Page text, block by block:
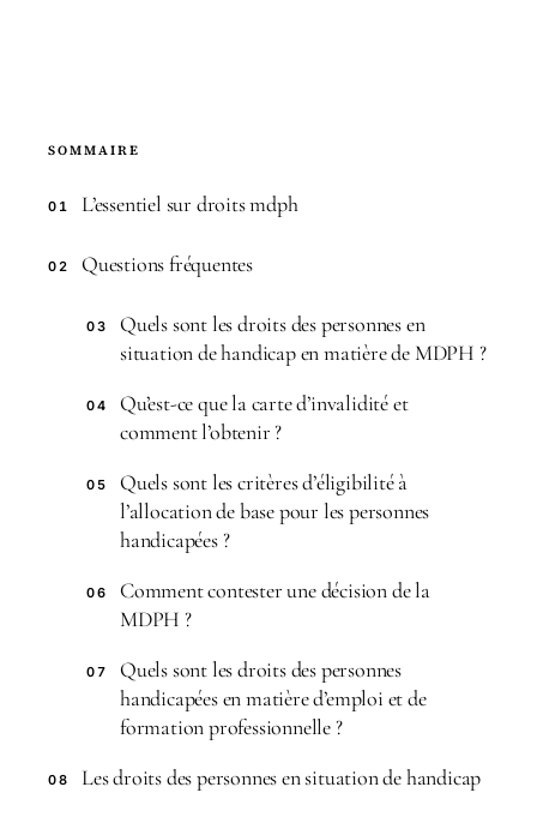
SOMMAIRE
01 L’essentiel sur droits mdph
02 Questions fréquentes
03
Quels sont les droits des personnes en
situation de handicap en matière de MDPH ?
04
Qu’est-ce que la carte d’invalidité et
comment l’obtenir ?
05
Quels sont les critères d’éligibilité à
l’allocation de base pour les personnes
handicapées ?
06
Comment contester une décision de la
MDPH ?
07
Quels sont les droits des personnes
handicapées en matière d’emploi et de
formation professionnelle ?
08 Les droits des personnes en situation de handicap